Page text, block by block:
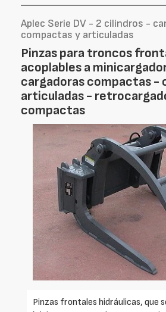
Aplec Serie DV - 2 cilindros -
compactas y articuladas
Pinzas para troncos
acoplables a
cargadoras compactas -
articuladas -
compactas
Pinzas frontales hidráulicas, que